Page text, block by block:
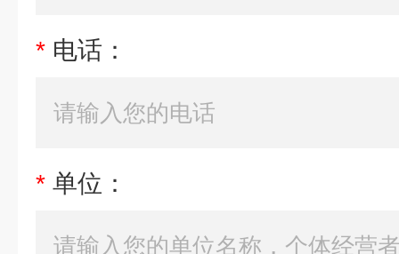
* 电话：
* 单位：